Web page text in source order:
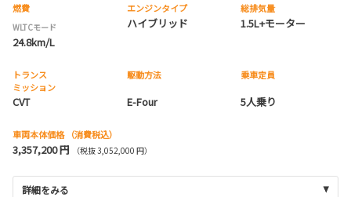
燃費
WLTCモード
24.8km/L
エンジンタイプ
ハイブリッド
総排気量
1.5L+モーター
トランス
ミッション
CVT
駆動方法
E-Four
乗車定員
5人乗り
車両本体価格 （消費税込）
3,357,200 円 （税抜 3,052,000 円）
詳細をみる